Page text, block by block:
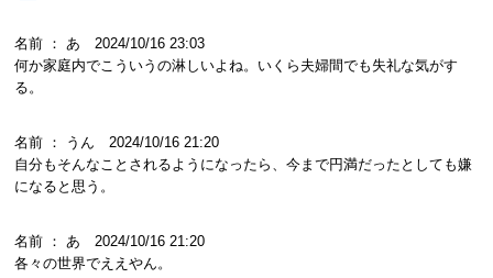
名前 ： あ 2024/10/16 23:03
何か家庭内でこういうの淋しいよね。いくら夫婦間でも失礼な気がす
る。
名前 ： うん 2024/10/16 21:20
自分もそんなことされるようになったら、今まで円満だったとしても嫌
になると思う。
名前 ： あ 2024/10/16 21:20
各々の世界でええやん。